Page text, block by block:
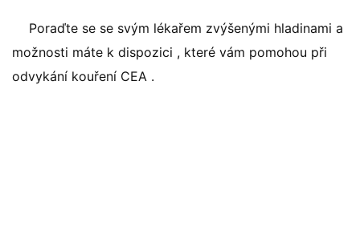
Poraďte se se svým lékařem zvýšenými hladinami a
možnosti máte k dispozici , které vám pomohou při
odvykání kouření CEA .